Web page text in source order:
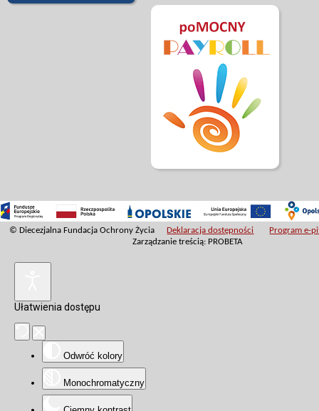
© Diecezjalna Fundacja Ochrony Życia Deklaracja dostępności
Program e-
Zarządzanie treścią: PROBETA
Ułatwienia dostępu
Odwróć kolory
Monochromatyczny